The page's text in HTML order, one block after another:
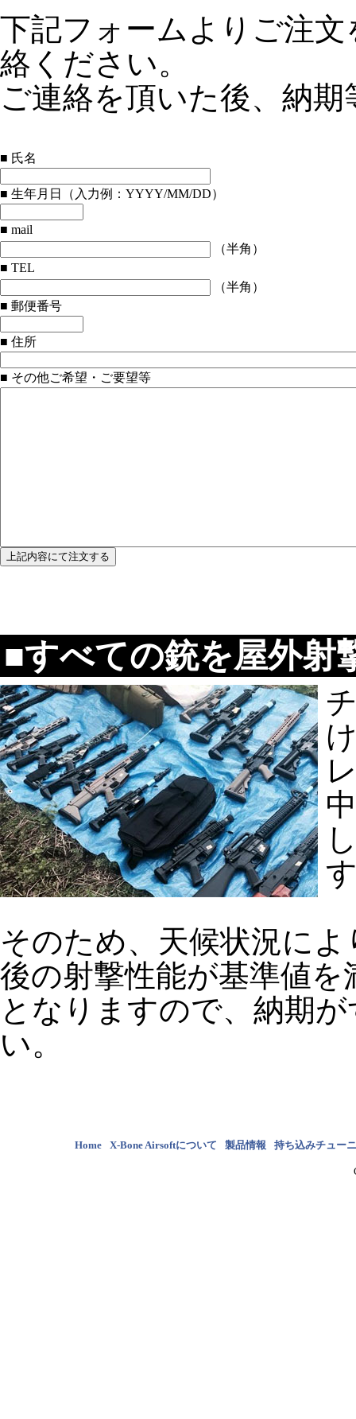
下記フォームよりご注
絡ください。
ご連絡を頂いた後、納
■ 氏名
■ 生年月日（入力例：YYYY/MM/DD）
■ mail
（半角）
■ TEL
（半角）
■ 郵便番号
■ 住所
■ その他ご希望・ご要望等
■すべての銃を屋外射
そのため、天候状況に
後の射撃性能が基準値
となりますので、納期
い。
Home X-Bone Airsoftについて 製品情報 持ち込みチュー